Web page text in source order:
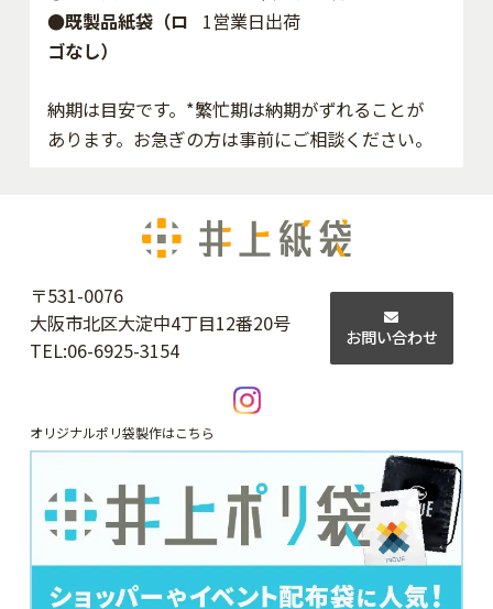
●既製品紙袋（ロ
ゴなし）
1営業日出荷
納期は目安です。*繁忙期は納期がずれることが
あります。お急ぎの方は事前にご相談ください。
〒531-0076
大阪市北区大淀中4丁目12番20号
TEL:06-6925-3154
お問い合わせ
オリジナルポリ袋製作はこちら